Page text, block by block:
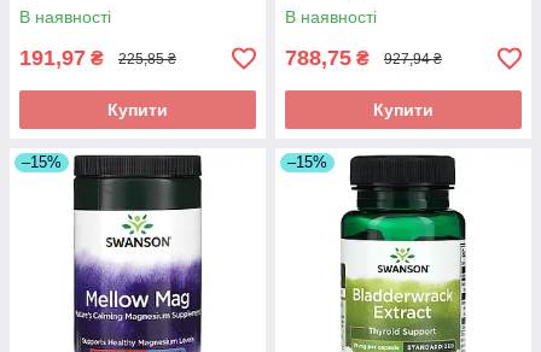
В наявності
191,97 ₴ 225,85 ₴
Купити
В наявності
788,75 ₴ 927,94 ₴
Купити
–15% –15%